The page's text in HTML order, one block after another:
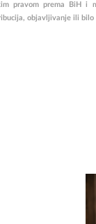
pravom prema BiH i
objavljivanje ili